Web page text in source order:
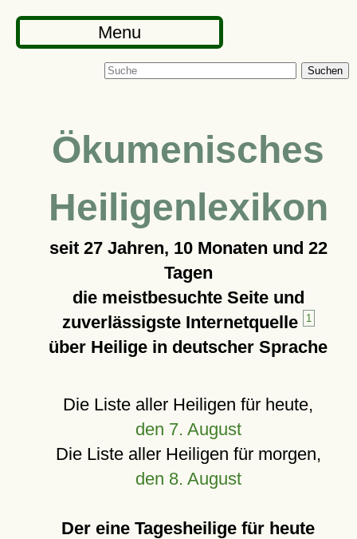
Menu
Suchen
Ökumenisches
Heiligenlexikon
seit 27 Jahren, 10 Monaten und 22
Tagen
die meistbesuchte Seite und
zuverlässigste Internetquelle
1
über Heilige in deutscher Sprache
Die Liste aller Heiligen für heute,
den 7. August
Die Liste aller Heiligen für morgen,
den 8. August
Der eine Tagesheilige für heute